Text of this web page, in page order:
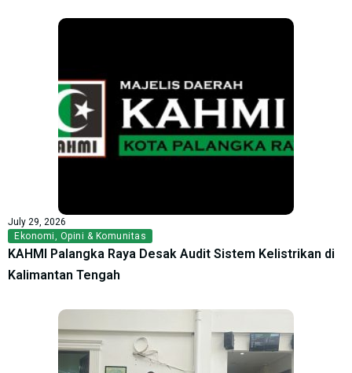
July 29, 2026
Ekonomi, Opini & Komunitas
KAHMI Palangka Raya Desak Audit Sistem Kelistrikan di
Kalimantan Tengah